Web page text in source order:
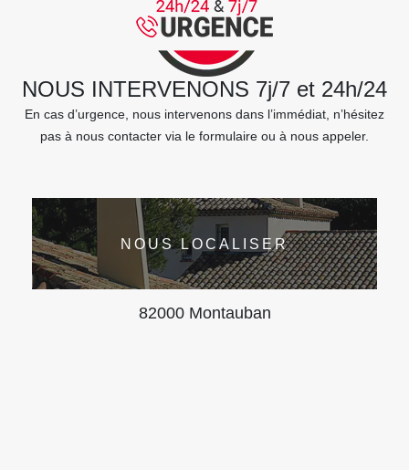
NOUS INTERVENONS 7j/7 et 24h/24
En cas d’urgence, nous intervenons dans l’immédiat, n’hésitez
pas à nous contacter via le formulaire ou à nous appeler.
NOUS LOCALISER
82000 Montauban